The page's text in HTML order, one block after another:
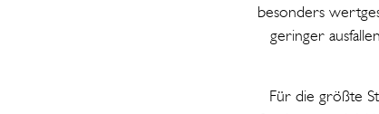
besonders
geringer
Für die größte